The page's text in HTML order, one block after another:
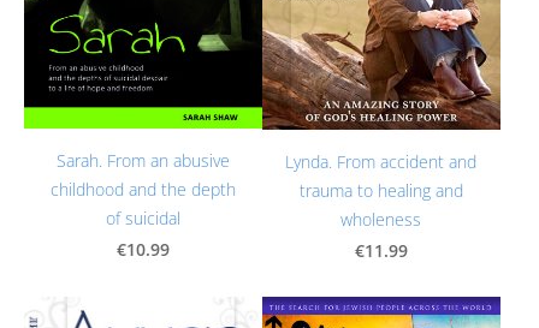
Sarah. From an abusive
childhood and the depth
of suicidal
€10.99
Lynda. From accident and
trauma to healing and
wholeness
€11.99